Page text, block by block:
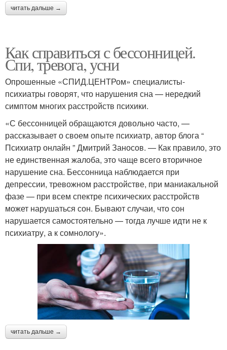
читать дальше →
Как справиться с бессонницей.
Спи, тревога, усни
Опрошенные «СПИД.ЦЕНТРом» специалисты-
психиатры говорят, что нарушения сна — нередкий
симптом многих расстройств психики.
«С бессонницей обращаются довольно часто, —
рассказывает о своем опыте психиатр, автор блога “
Психиатр онлайн ” Дмитрий Заносов. — Как правило, это
не единственная жалоба, это чаще всего вторичное
нарушение сна. Бессонница наблюдается при
депрессии, тревожном расстройстве, при маниакальной
фазе — при всем спектре психических расстройств
может нарушаться сон. Бывают случаи, что сон
нарушается самостоятельно — тогда лучше идти не к
психиатру, а к сомнологу».
читать дальше →